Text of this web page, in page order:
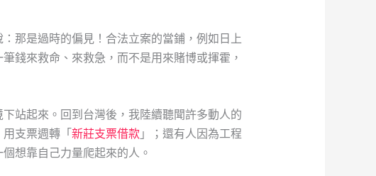
那是過時的偏見！合法立案的當鋪，例如日上
錢來救命、來救急，而不是用來賭博或揮霍，
站起來。回到台灣後，我陸續聽聞許多動人的
支票週轉「新莊支票借款」；還有人因為工程
想靠自己力量爬起來的人。